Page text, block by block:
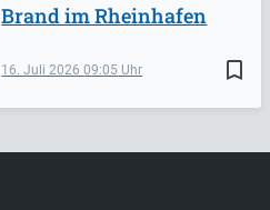
bookmark_border
16. Juli 202609:05
Brand im Rheinhafen